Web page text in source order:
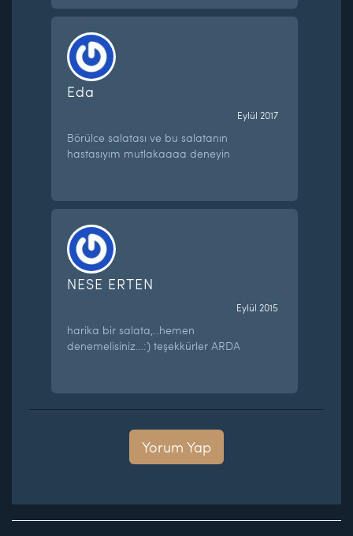
Eda
Eylül 2017
Börülce salatası ve bu salatanın
hastasıyım mutlakaaaa deneyin
NESE ERTEN
Eylül 2015
harika bir salata,..hemen
denemelisiniz…:) teşekkürler ARDA
Yorum Yap